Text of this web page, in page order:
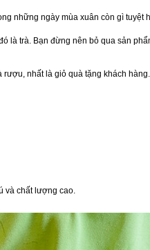
những ngày mùa xuân còn gì
là trà. Bạn đừng nên bỏ qua sản
nhất là giỏ quà tặng khách
và chất lượng cao.